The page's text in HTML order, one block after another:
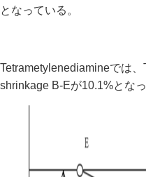
となっている。
Tetrametylenediamineでは
shrinkage B-Eが10.1%となっ